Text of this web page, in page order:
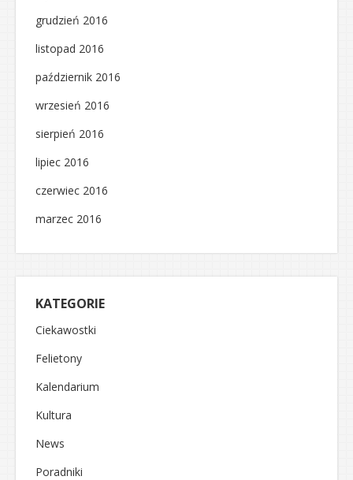
grudzień 2016
listopad 2016
październik 2016
wrzesień 2016
sierpień 2016
lipiec 2016
czerwiec 2016
marzec 2016
KATEGORIE
Ciekawostki
Felietony
Kalendarium
Kultura
News
Poradniki